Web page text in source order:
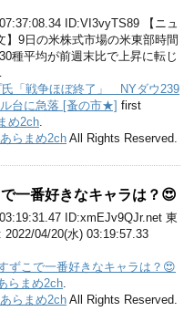
ID:VI3vyTS89 【ニュ
】9日の米株式市場の米東部時間
種平均が前週末比で上昇に転じ
氏「戦争ほぼ終了」 NYダウ239
ル台に急落 [蚤の市★] first
め2ch
あらまめ2ch All Rights Reserved.
一番好きなキャラは？😍
ID:xmEJv9QJr.net 東
04/20(水) 03:19:57.33
ずこで一番好きなキャラは？😍
らまめ2ch
あらまめ2ch All Rights Reserved.